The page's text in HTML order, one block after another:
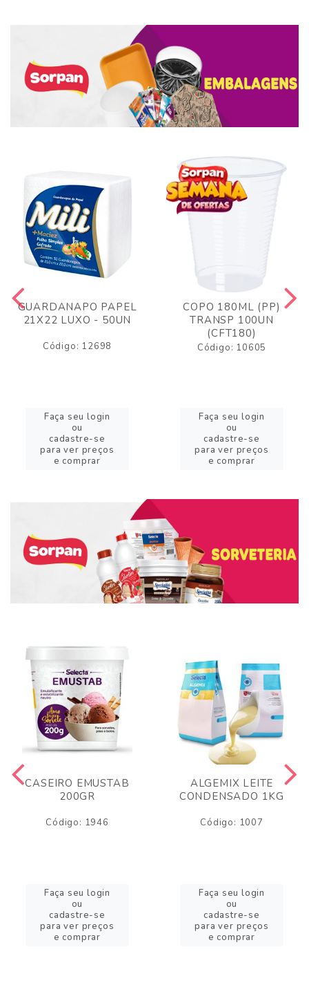
GUARDANAPO PAPEL
21X22 LUXO - 50UN
Código: 12698
Faça seu login
ou
cadastre-se
para ver preços
e comprar
COPO 180ML (PP)
TRANSP 100UN
(CFT180)
Código: 10605
Faça seu login
ou
cadastre-se
para ver preços
e comprar
CASEIRO EMUSTAB
200GR
Código: 1946
Faça seu login
ou
cadastre-se
para ver preços
e comprar
ALGEMIX LEITE
CONDENSADO 1KG
Código: 1007
Faça seu login
ou
cadastre-se
para ver preços
e comprar